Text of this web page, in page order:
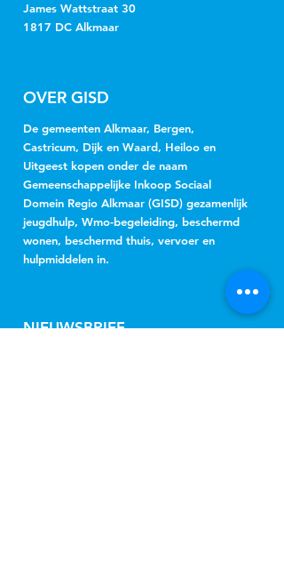
James Wattstraat 30
1817 DC Alkmaar
OVER GISD
De gemeenten Alkmaar, Bergen,
Castricum, Dijk en Waard, Heiloo en
Uitgeest kopen onder de naam
Gemeenschappelijke Inkoop Sociaal
Domein Regio Alkmaar (GISD) gezamenlijk
jeugdhulp, Wmo-begeleiding, beschermd
wonen, beschermd thuis, vervoer en
hulpmiddelen in.
NIEUWSBRIEF